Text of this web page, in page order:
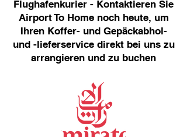
Flughafenkurier - Kontaktieren Sie
Airport To Home noch heute, um
Ihren Koffer- und Gepäckabhol-
und -lieferservice direkt bei uns zu
arrangieren und zu buchen